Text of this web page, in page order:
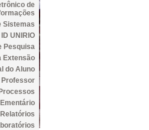
de
Sistemas
UNIRIO
Pesquisa
Extensão
do Aluno
Professor